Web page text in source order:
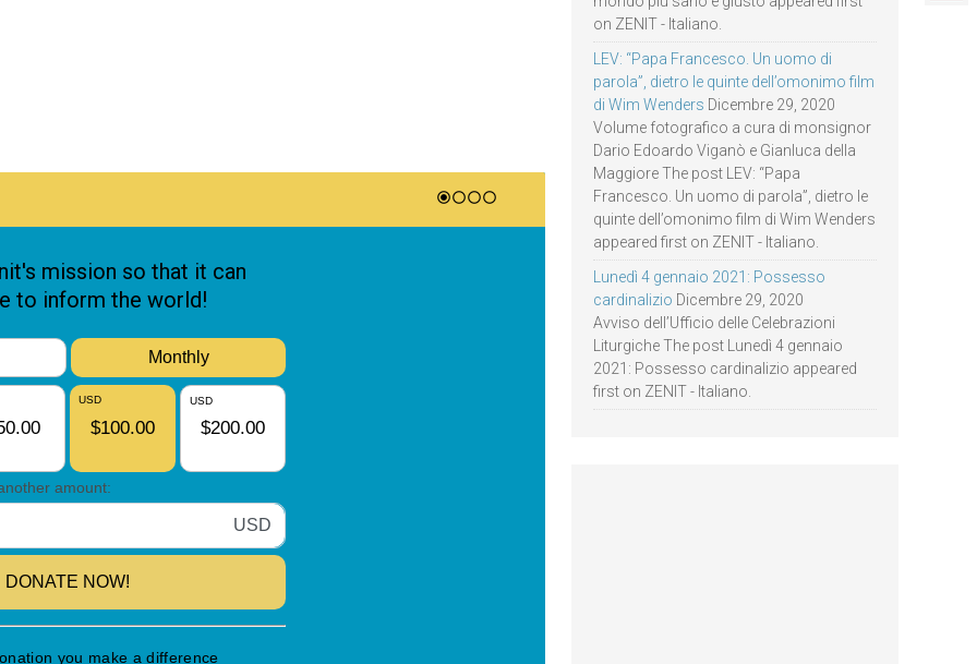
on ZENIT - Italiano.
LEV: “Papa Francesco. Un uomo di
parola”, dietro le quinte dell’omonimo film
di Wim Wenders Dicembre 29, 2020
Volume fotografico a cura di monsignor
Dario Edoardo Viganò e Gianluca della
Maggiore The post LEV: “Papa
Francesco. Un uomo di parola”, dietro le
quinte dell’omonimo film di Wim Wenders
appeared first on ZENIT - Italiano.
Lunedì 4 gennaio 2021: Possesso
cardinalizio Dicembre 29, 2020
Avviso dell’Ufficio delle Celebrazioni
Liturgiche The post Lunedì 4 gennaio
2021: Possesso cardinalizio appeared
first on ZENIT - Italiano.